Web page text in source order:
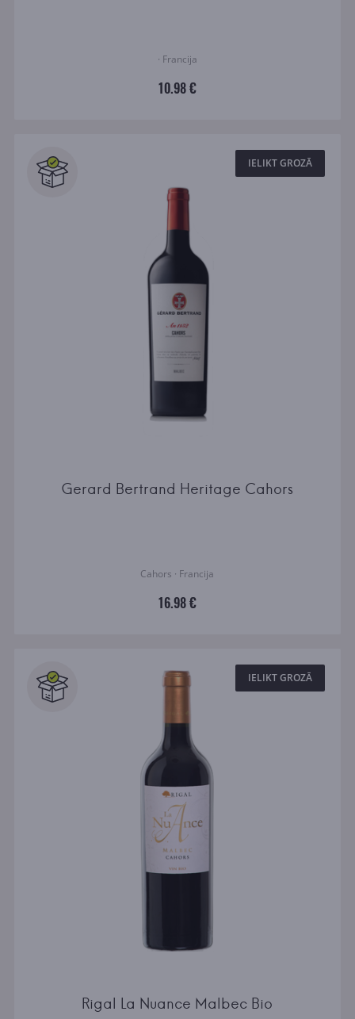
· Francija
10.98 €
IELIKT GROZĀ
Gerard Bertrand Heritage Cahors
Cahors · Francija
16.98 €
IELIKT GROZĀ
Rigal La Nuance Malbec Bio